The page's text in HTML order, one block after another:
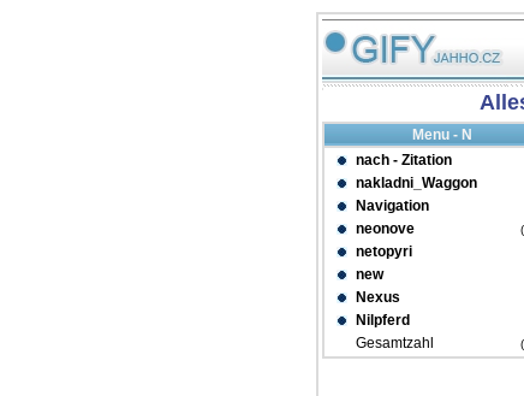
Menu - N
nach - Zitation
nakladni_Waggon
Navigation
neonove
netopyri
new
Nexus
Nilpferd
Gesamtzahl